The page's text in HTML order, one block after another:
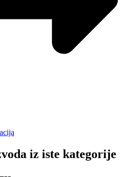
iz iste kategorije